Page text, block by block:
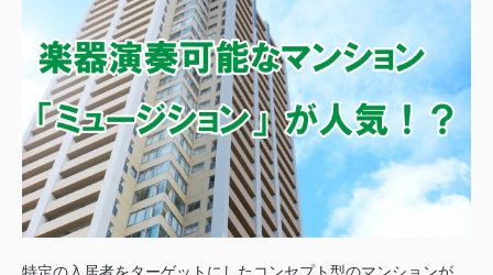
特定の入居者をターゲットにしたコンセプト型のマンションが